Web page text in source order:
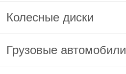
Колесные диски
Грузовые автомобили